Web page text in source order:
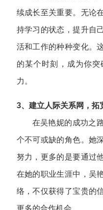
续成长至关重要。无论
持学习的状态，提升自
活和工作的种种变化。
的某个时刻，成为你
力。
3、建立人际关系网，拓
在吴艳妮的成功之
个不可或缺的角色。她
努力，更多的是要通过
在她的职业生涯中，吴
络，不仅获得了宝贵的
更多的合作机会。